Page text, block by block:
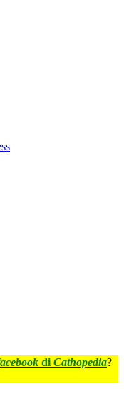
di Cathopedia?